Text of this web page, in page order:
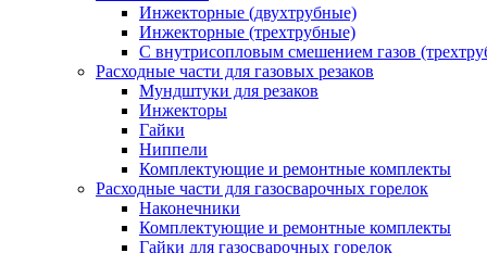
Инжекторные (двухтрубные)
Инжекторные (трехтрубные)
С внутрисопловым смешением газов
Расходные части для газовых резаков
Мундштуки для резаков
Инжекторы
Гайки
Ниппели
Комплектующие и ремонтные комплекты
Расходные части для газосварочных горелок
Наконечники
Комплектующие и ремонтные комплекты
Гайки для газосварочных горелок